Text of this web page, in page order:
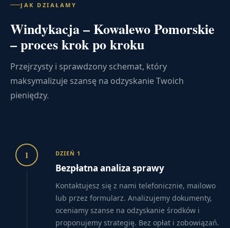
JAK DZIAŁAMY
Windykacja – Kowalewo Pomorskie
– proces krok po kroku
Przejrzysty i sprawdzony schemat, który
maksymalizuje szansę na odzyskanie Twoich
pieniędzy.
1 DZIEŃ 1
Bezpłatna analiza sprawy
Kontaktujesz się z nami telefonicznie, mailowo
lub przez formularz. Analizujemy dokumenty,
oceniamy szanse na odzyskanie środków i
proponujemy strategię. Bez opłat i zobowiązań.